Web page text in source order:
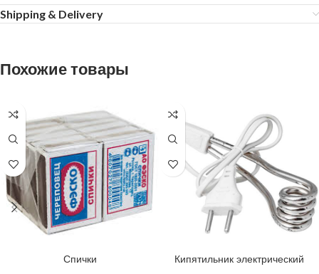
Shipping & Delivery
Похожие товары
Спички Кипятильник электрический